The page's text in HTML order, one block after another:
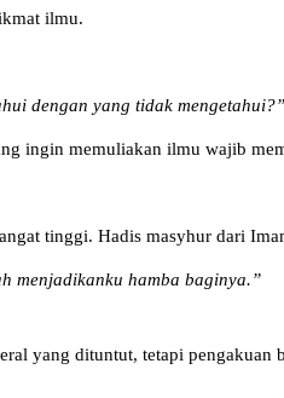
ilmu.
dengan yang tidak mengetahui?”
ingin memuliakan ilmu wajib
tinggi. Hadis masyhur dari
menjadikanku hamba baginya.”
yang dituntut, tetapi